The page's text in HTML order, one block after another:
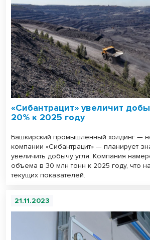
«Сибантрацит» увеличит
20% к 2025 году
Башкирский промышленный холдинг —
компании «Сибантрацит» — планирует
увеличить добычу угля. Компания
объема в 30 млн тонн к 2025 году, что
текущих показателей.
21.11.2023